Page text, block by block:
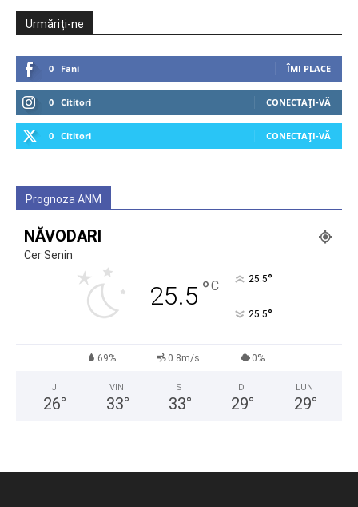
Urmăriți-ne
0 Fani ÎMI PLACE
0 Cititori CONECTAȚI-VĂ
0 Cititori CONECTAȚI-VĂ
Prognoza ANM
NĂVODARI
Cer Senin
25.5 °C 25.5°
25.5°
69% 0.8m/s 0%
J
26°
VIN
33°
S
33°
D
29°
LUN
29°